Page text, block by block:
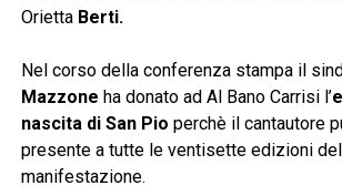
Orietta Berti.
Nel corso della conferenza stampa il
Mazzone ha donato ad Al Bano Carrisi l’
nascita di San Pio perchè il cantautore
presente a tutte le ventisette edizioni
manifestazione.